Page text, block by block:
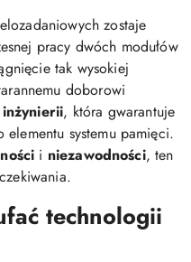
zostaje
pracy dwóch modułów
tak wysokiej
doborowi
, która gwarantuje
elementu systemu pamięci.
i niezawodności, ten
technologii